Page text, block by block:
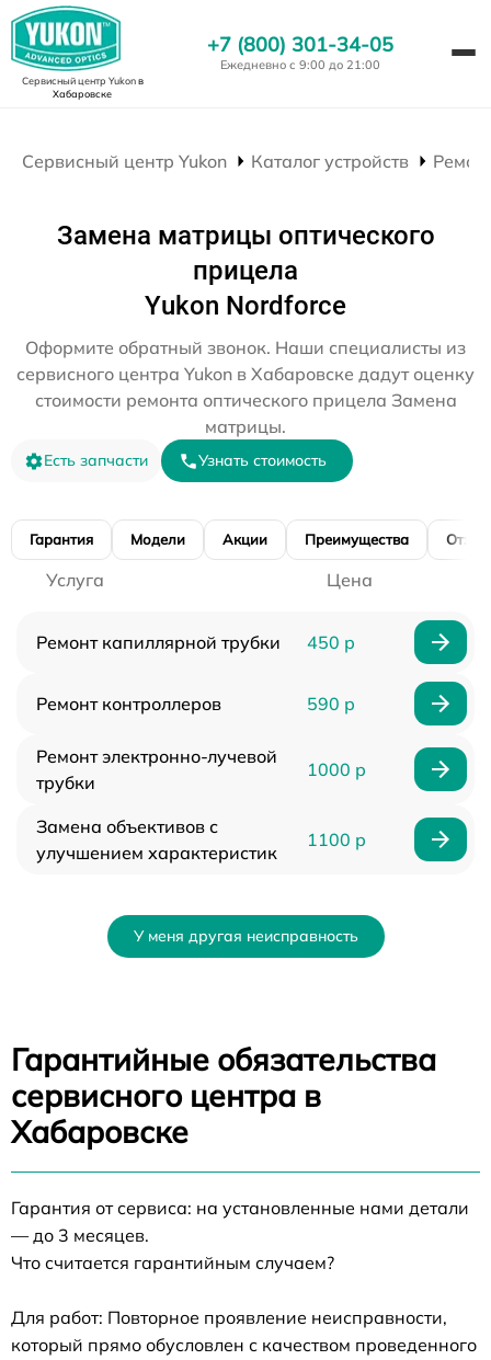
Сервисный центр Yukonв
Хабаровске
+7 (800) 301-34-05
Ежедневно с 9:00 до 21:00
Сервисный центр Yukon Каталог устройств
Замена матрицы оптического
прицела
Yukon Nordforce
Оформите обратный звонок. Наши специалисты из
сервисного центра Yukon в Хабаровске дадут оценку
стоимости ремонта оптического прицела Замена
матрицы.
Есть запчасти Узнать стоимость
Гарантия Модели Акции Преимущества
Услуга Цена
Ремонт капиллярной трубки 450 р
Ремонт контроллеров 590 р
Ремонт электронно-лучевой
трубки
1000 р
Замена объективов с
улучшением характеристик
1100 р
У меня другая неисправность
Гарантийные обязательства
сервисного центра в
Хабаровске
Гарантия от сервиса: на установленные нами детали
— до 3 месяцев.
Что считается гарантийным случаем?
Для работ: Повторное проявление неисправности,
который прямо обусловлен с качеством проведенного